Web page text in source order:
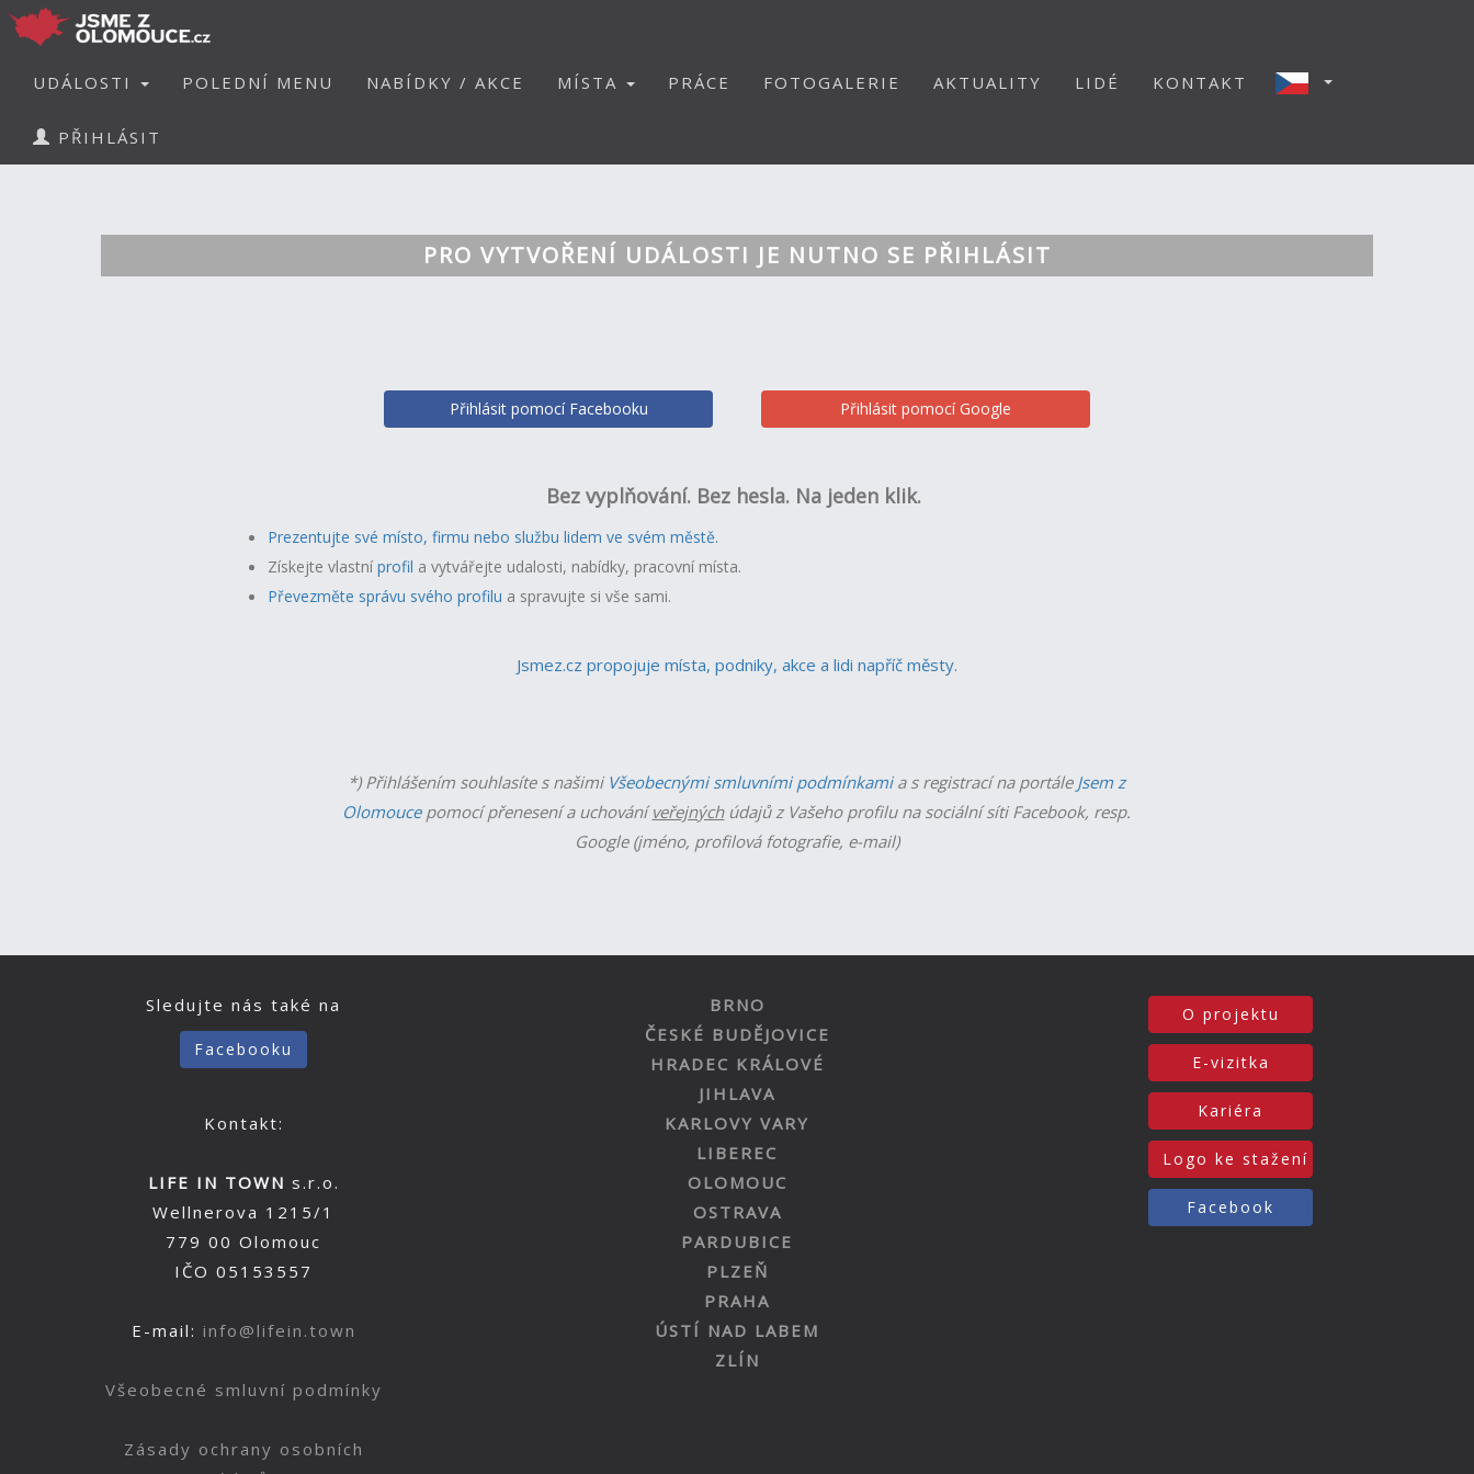
UDÁLOSTI POLEDNÍ MENU NABÍDKY / AKCE MÍSTA PRÁCE FOTOGALERIE AKTUALITY LIDÉ KONTAKT
PŘIHLÁSIT
PRO VYTVOŘENÍ UDÁLOSTI JE NUTNO SE PŘIHLÁSIT
Přihlásit pomocí Facebooku Přihlásit pomocí Google
Bez vyplňování. Bez hesla. Na jeden klik.
Prezentujte své místo, firmu nebo službu lidem ve svém městě.
Získejte vlastní profil a vytvářejte udalosti, nabídky, pracovní místa.
Převezměte správu svého profilu a spravujte si vše sami.
Jsmez.cz propojuje místa, podniky, akce a lidi napříč městy.
*) Přihlášením souhlasíte s našimi Všeobecnými smluvními podmínkamia s registrací na portále Jsem z
Olomoucepomocí přenesení a uchováníveřejnýchúdajů z Vašeho profilu na sociální síti Facebook, resp.
Google (jméno, profilová fotografie, e-mail)
Sledujte nás také na
Facebooku
Kontakt:
LIFE IN TOWN s.r.o.
Wellnerova 1215/1
779 00 Olomouc
IČO 05153557
E-mail: info@lifein.town
Všeobecné smluvní podmínky
Zásady ochrany osobních
BRNO
ČESKÉ BUDĚJOVICE
HRADEC KRÁLOVÉ
JIHLAVA
KARLOVY VARY
LIBEREC
OLOMOUC
OSTRAVA
PARDUBICE
PLZEŇ
PRAHA
ÚSTÍ NAD LABEM
ZLÍN
O projektu
E-vizitka
Kariéra
Logo ke stažení
Facebook